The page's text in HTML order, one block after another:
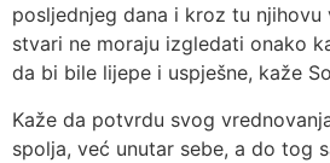
posljednjeg dana i kroz tu njihovu
stvari ne moraju izgledati onako
da bi bile lijepe i uspješne, kaže
Kaže da potvrdu svog
spolja, već unutar sebe, a do tog